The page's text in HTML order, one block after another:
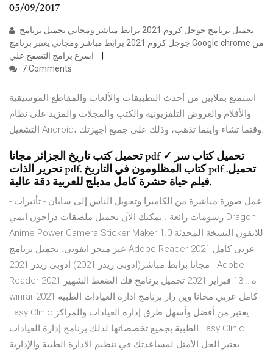
05/09/2017
جوجل كروم 2021 برابط مباشر ومجاني يعتبر برنامج Google chrome من
7 Comments
استمتع بملايين من أحدث التطبيقات والألعاب والمقاطع الموسيقية
والأفلام والعروض التلفزيونية والكتب والمجلات والمزيد على نظام
التشغيل Android، وقتما تشاء وأينما تذهب، وذلك على جميع أجهزتك.
تحميل كتب تاريخ الجزائر مجانا pdf ✓ تحميل كتاب سر
تحرير الذات pdf. كتاب المظلومون في التاريخ pdf تحميل.
فيلم حياة حشرة كامل مدبلج للعربية دقة عالية.
- عمل صورة مباشرة من الكاميرا وتحويل الناس إلى سايان - تأثيرات
رسومات رائعة . يمكنك الآن تحميل ملصقات دراجون انمي Dragon
Anime Power Camera Sticker Maker للايفون النسخة المحدثة 1.0
عبر متجر ايفوني. تحميل برنامج Adobe Reader 2021 عربي كامل
مجانا برابط مباشر(ادوبي ريدر 2021) ادوبي ريدر 2021 - Adobe
Reader 2021 ه… 13 فبراير 2021 تحميل برنامج فك الضغط الشهير
winrar 2021 كامل عربي مجانا وين رار برنامج ادارة العيادات الطبية
Easy Clinic يعتبر من أفضل وأسهل طرق إدارة العيادات والمراكز
الطبية بجميع تخصصاتها لذلك برنامج إدارة العيادات Easy Clinic
يعتبر الحل الأمثل لمساعدتك في تنظيم الادارة الطبية والإدارية